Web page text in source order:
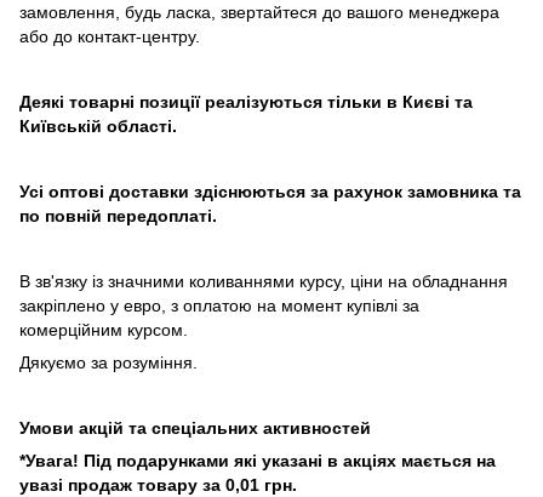
замовлення, будь ласка, звертайтеся до вашого менеджера
або до контакт-центру.
Деякі товарні позиції реалізуються тільки в Києві та
Київській області.
Усі оптові доставки здіснюються за рахунок замовника та
по повній передоплаті.
В зв'язку із значними коливаннями курсу, ціни на обладнання
закріплено у евро, з оплатою на момент купівлі за
комерційним курсом.
Дякуємо за розуміння.
Умови акцій та спеціальних активностей
*Увага! Під подарунками які указані в акціях мається на
увазі продаж товару за 0,01 грн.